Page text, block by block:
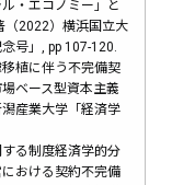
・エコノミー」と
（2022）横浜国立大
号」, pp 107-120.
移植に伴う不完備契
ベース型資本主義
潟産業大学「経済学
する制度経済学的分
おける契約不完備